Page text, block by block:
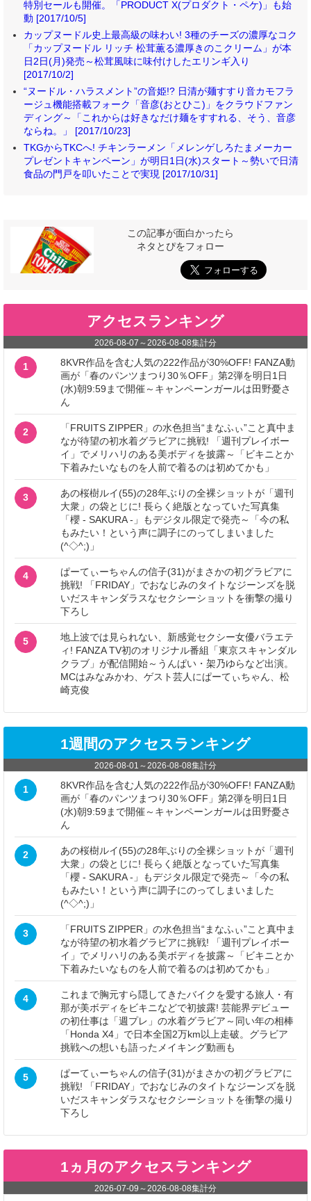
特別セールも開催。「PRODUCT X(プロダクト・ペケ)」も始
動 [2017/10/5]
カップヌードル史上最高級の味わい! 3種のチーズの濃厚なコク
「カップヌードル リッチ 松茸薫る濃厚きのこクリーム」が本
日2日(月)発売～松茸風味に味付けしたエリンギ入り
[2017/10/2]
“ヌードル・ハラスメント”の音姫!? 日清が麺すすり音カモフラ
ージュ機能搭載フォーク「音彦(おとひこ)」をクラウドファン
ディング～「これからは好きなだけ麺をすすれる、そう、音彦
ならね。」 [2017/10/23]
TKGからTKCへ! チキンラーメン「メレンゲしろたまメーカー
プレゼントキャンペーン」が明日1日(水)スタート～勢いで日清
食品の門戸を叩いたことで実現 [2017/10/31]
この記事が面白かったら
ネタとぴをフォロー
アクセスランキング
2026-08-07 ～ 2026-08-08集計分
1
8KVR作品を含む人気の222作品が30%OFF! FANZA動
画が「春のパンツまつり30％OFF」第2弾を明日1日
(水)朝9:59まで開催～キャンペーンガールは田野憂さ
ん
2
「FRUITS ZIPPER」の水色担当“まなふぃ”こと真中ま
なが待望の初水着グラビアに挑戦! 「週刊プレイボー
イ」でメリハリのある美ボディを披露～「ビキニとか
下着みたいなものを人前で着るのは初めてかも」
3
あの桜樹ルイ(55)の28年ぶりの全裸ショットが「週刊
大衆」の袋とじに! 長らく絶版となっていた写真集
「櫻 - SAKURA -」もデジタル限定で発売～「今の私
もみたい！という声に調子にのってしまいました
(^◇^;)」
4
ぱーてぃーちゃんの信子(31)がまさかの初グラビアに
挑戦! 「FRIDAY」でおなじみのタイトなジーンズを脱
いだスキャンダラスなセクシーショットを衝撃の撮り
下ろし
5
地上波では見られない、新感覚セクシー女優バラエテ
ィ! FANZA TV初のオリジナル番組「東京スキャンダル
クラブ」が配信開始～うんぱい・架乃ゆらなど出演。
MCはみなみかわ、ゲスト芸人にぱーてぃちゃん、松
崎克俊
1週間のアクセスランキング
2026-08-01 ～ 2026-08-08集計分
1
8KVR作品を含む人気の222作品が30%OFF! FANZA動
画が「春のパンツまつり30％OFF」第2弾を明日1日
(水)朝9:59まで開催～キャンペーンガールは田野憂さ
ん
2
あの桜樹ルイ(55)の28年ぶりの全裸ショットが「週刊
大衆」の袋とじに! 長らく絶版となっていた写真集
「櫻 - SAKURA -」もデジタル限定で発売～「今の私
もみたい！という声に調子にのってしまいました
(^◇^;)」
3
「FRUITS ZIPPER」の水色担当“まなふぃ”こと真中ま
なが待望の初水着グラビアに挑戦! 「週刊プレイボー
イ」でメリハリのある美ボディを披露～「ビキニとか
下着みたいなものを人前で着るのは初めてかも」
4
これまで胸元すら隠してきたバイクを愛する旅人・有
那が美ボディをビキニなどで初披露! 芸能界デビュー
の初仕事は「週プレ」の水着グラビア～同い年の相棒
「Honda X4」で日本全国2万km以上走破。グラビア
挑戦への想いも語ったメイキング動画も
5
ぱーてぃーちゃんの信子(31)がまさかの初グラビアに
挑戦! 「FRIDAY」でおなじみのタイトなジーンズを脱
いだスキャンダラスなセクシーショットを衝撃の撮り
下ろし
1ヵ月のアクセスランキング
2026-07-09 ～ 2026-08-08集計分